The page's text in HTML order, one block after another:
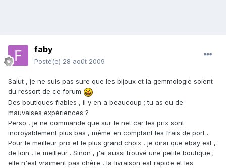
faby
Posté(e) 28 août 2009
Salut , je ne suis pas sure que les bijoux et la gemmologie soient
du ressort de ce forum
Des boutiques fiables , il y en a beaucoup ; tu as eu de
mauvaises expériences ?
Perso , je ne commande que sur le net car les prix sont
incroyablement plus bas , même en comptant les frais de port .
Pour le meilleur prix et le plus grand choix , je dirai que ebay est ,
de loin , le meilleur . Sinon , j'ai aussi trouvé une petite boutique ;
elle n'est vraiment pas chère , la livraison est rapide et les